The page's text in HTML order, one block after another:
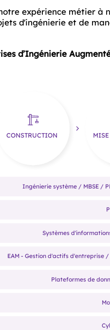
expérience métier à
d'ingénierie et de
d’Ingénierie
Ingénierie système / MBSE /
Systèmes
EAM - Gestion d'actifs d'entreprise
Plateformes de
CONSTRUCTION